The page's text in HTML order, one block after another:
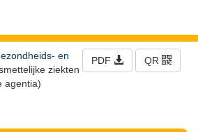
PDF QR
en
ziekten
agentia)